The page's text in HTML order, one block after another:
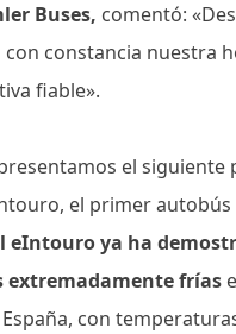
Buses, comentó:
constancia nuestra
fiable».
el
el primer
eIntouro ya ha
extremadamente frías
con